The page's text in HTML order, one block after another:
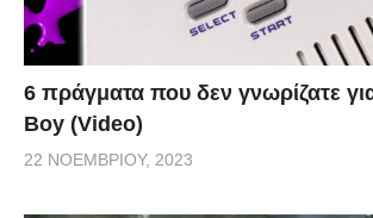
6 πράγματα που δεν γνωρίζατε
Boy (Video)
22 ΝΟΕΜΒΡΊΟΥ, 2023